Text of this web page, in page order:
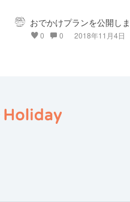
おでかけプランを公開し
0 0 2018年11月4日